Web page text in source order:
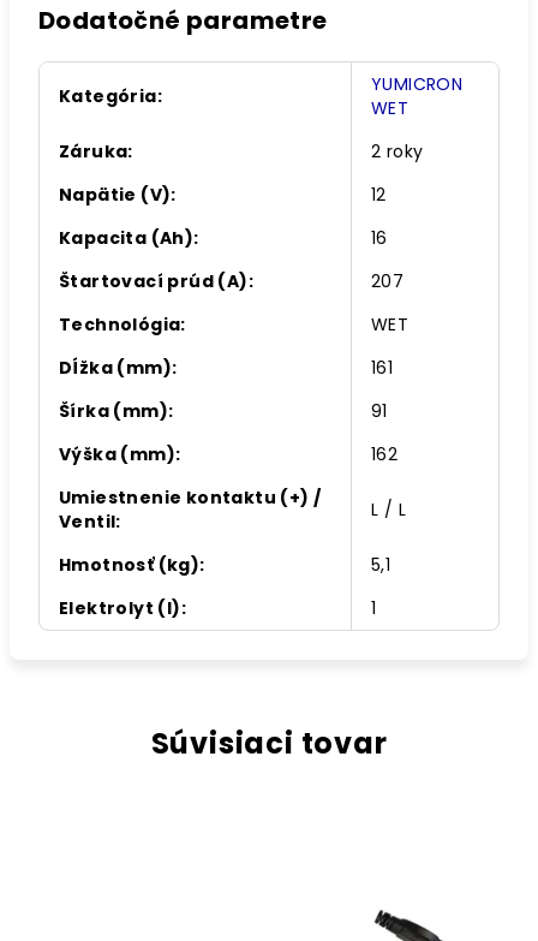
Dodatočné parametre
Kategória:
YUMICRON
WET
Záruka:
2 roky
Napätie (V):
12
Kapacita (Ah):
16
Štartovací prúd (A):
207
Technológia:
WET
Dĺžka (mm):
161
Šírka (mm):
91
Výška (mm):
162
Umiestnenie kontaktu (+) /
Ventil: L / L
Hmotnosť (kg):
5,1
Elektrolyt (l): 1
Súvisiaci tovar